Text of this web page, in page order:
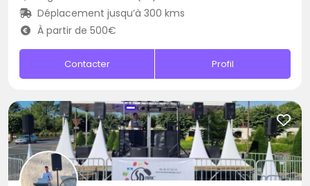
Déplacement jusqu’à 300 kms
À partir de 500€
Contacter Profil